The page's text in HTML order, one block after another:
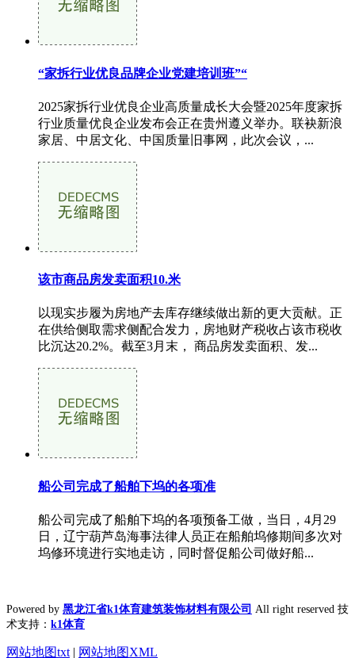
“家拆行业优良品牌企业党建培训班”“
2025家拆行业优良企业高质量成长大会暨2025年度家拆
行业质量优良企业发布会正在贵州遵义举办。联袂新浪
家居、中居文化、中国质量旧事网，此次会议，...
该市商品房发卖面积10.米
以现实步履为房地产去库存继续做出新的更大贡献。正
在供给侧取需求侧配合发力，房地财产税收占该市税收
比沉达20.2%。截至3月末， 商品房发卖面积、发...
船公司完成了船舶下坞的各项准
船公司完成了船舶下坞的各项预备工做，当日，4月29
日，辽宁葫芦岛海事法律人员正在船舶坞修期间多次对
坞修环境进行实地走访，同时督促船公司做好船...
Powered by 黑龙江省k1体育建筑装饰材料有限公司 All right reserved 技
术支持： k1体育
网站地图txt | 网站地图XML